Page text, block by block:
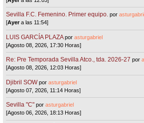
Sevilla F.C. Femenino. Primer equipo. por
[Ayera las 11:54]
LUIS GARCÍA PLAZA porasturgabriel
[Agosto 08, 2026, 17:30 Horas]
Re: Pre Temporada Sevilla Atco., tda. 2026-27 por
[Agosto 08, 2026, 12:03 Horas]
Djibril SOW porasturgabriel
[Agosto 07, 2026, 11:14 Horas]
Sevilla "C"porasturgabriel
[Agosto 06, 2026, 18:13 Horas]